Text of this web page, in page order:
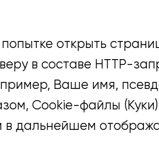
открыть
в составе HTTP-
Ваше имя,
Cookie-файлы
в дальнейшем